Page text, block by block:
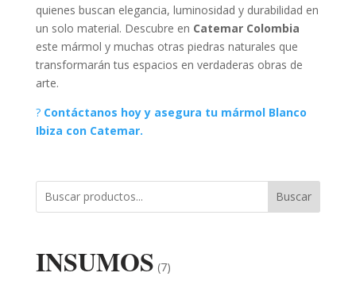
quienes buscan elegancia, luminosidad y durabilidad en
un solo material. Descubre en Catemar Colombia
este mármol y muchas otras piedras naturales que
transformarán tus espacios en verdaderas obras de
arte.
? Contáctanos hoy y asegura tu mármol Blanco
Ibiza con Catemar.
Buscar
INSUMOS (7)